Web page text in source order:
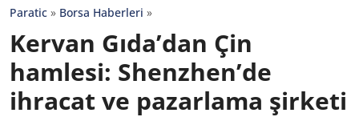
Paratic » Borsa Haberleri »
Kervan Gıda’dan Çin
hamlesi: Shenzhen’de
ihracat ve pazarlama şirketi